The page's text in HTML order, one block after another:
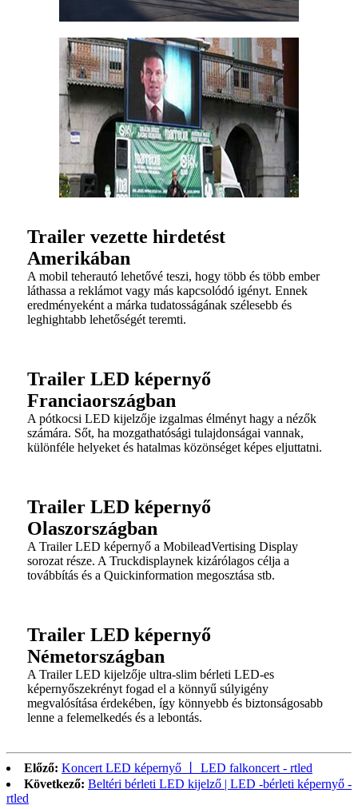
Trailer vezette hirdetést
Amerikában
A mobil teherautó lehetővé teszi, hogy több és több ember
láthassa a reklámot vagy más kapcsolódó igényt. Ennek
eredményeként a márka tudatosságának szélesebb és
leghightabb lehetőségét teremti.
Trailer LED képernyő
Franciaországban
A pótkocsi LED kijelzője izgalmas élményt hagy a nézők
számára. Sőt, ha mozgathatósági tulajdonságai vannak,
különféle helyeket és hatalmas közönséget képes eljuttatni.
Trailer LED képernyő
Olaszországban
A Trailer LED képernyő a MobileadVertising Display
sorozat része. A Truckdisplaynek kizárólagos célja a
továbbítás és a Quickinformation megosztása stb.
Trailer LED képernyő
Németországban
A Trailer LED kijelzője ultra-slim bérleti LED-es
képernyőszekrényt fogad el a könnyű súlyigény
megvalósítása érdekében, így könnyebb és biztonságosabb
lenne a felemelkedés és a lebontás.
Előző: Koncert LED képernyő 丨 LED falkoncert - rtled
Következő: Beltéri bérleti LED kijelző | LED -bérleti képernyő -
rtled